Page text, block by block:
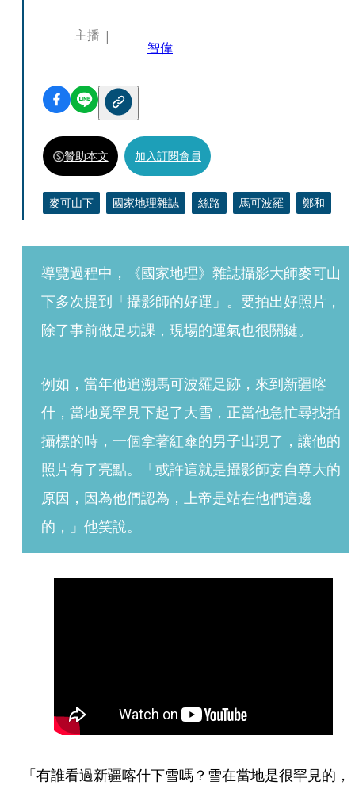
主播
智偉
贊助本文 加入訂閱會員
麥可山下 國家地理雜誌 絲路 馬可波羅 鄭和
導覽過程中，《國家地理》雜誌攝影大師麥可山
下多次提到「攝影師的好運」。要拍出好照片，
除了事前做足功課，現場的運氣也很關鍵。
例如，當年他追溯馬可波羅足跡，來到新疆喀
什，當地竟罕見下起了大雪，正當他急忙尋找拍
攝標的時，一個拿著紅傘的男子出現了，讓他的
照片有了亮點。「或許這就是攝影師妄自尊大的
原因，因為他們認為，上帝是站在他們這邊
的，」他笑說。
「有誰看過新疆喀什下雪嗎？雪在當地是很罕見的，